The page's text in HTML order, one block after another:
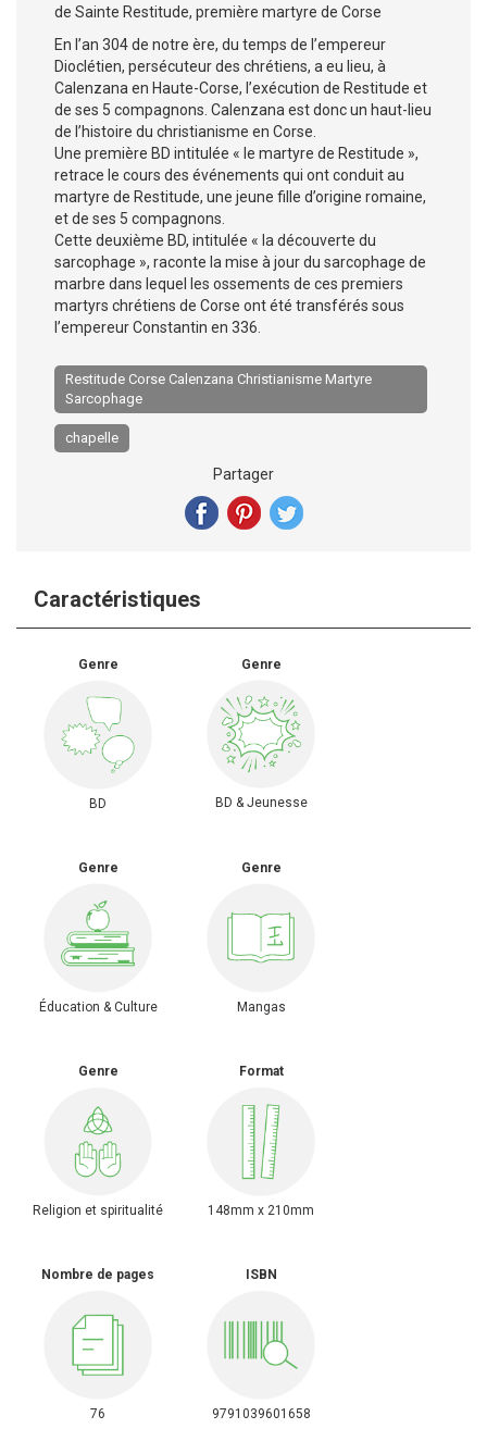
de Sainte Restitude, première martyre de Corse
En l’an 304 de notre ère, du temps de l’empereur
Dioclétien, persécuteur des chrétiens, a eu lieu, à
Calenzana en Haute-Corse, l’exécution de Restitude et
de ses 5 compagnons. Calenzana est donc un haut-lieu
de l’histoire du christianisme en Corse.
Une première BD intitulée « le martyre de Restitude »,
retrace le cours des événements qui ont conduit au
martyre de Restitude, une jeune fille d’origine romaine,
et de ses 5 compagnons.
Cette deuxième BD, intitulée « la découverte du
sarcophage », raconte la mise à jour du sarcophage de
marbre dans lequel les ossements de ces premiers
martyrs chrétiens de Corse ont été transférés sous
l’empereur Constantin en 336.
Restitude Corse Calenzana Christianisme Martyre
Sarcophage
chapelle
Partager
Caractéristiques
Genre
BD
Genre
BD & Jeunesse
Genre
Éducation & Culture
Genre
Mangas
Genre
Religion et spiritualité
Format
148mm x 210mm
Nombre de pages
76
ISBN
9791039601658